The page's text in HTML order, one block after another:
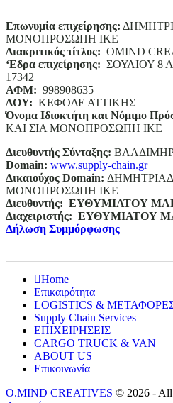
Επωνυμία επιχείρησης:
ΜΟΝΟΠΡΟΣΩΠΗ ΙΚΕ
Διακριτικός τίτλος: ΟΜΙΝD
‘Eδρα επιχείρησης: ΣΟΥΛΙΟΥ 8
17342
ΑΦΜ: 998908635
ΔΟΥ: ΚΕΦΟΔΕ ΑΤΤΙΚΗΣ
Όνομα Ιδιοκτήτη και Νόμιμο
ΚΑΙ ΣΙΑ ΜΟΝΟΠΡΟΣΩΠΗ ΙΚΕ
Διευθυντής Σύνταξης:
Domain: www.supply-chain.gr
Δικαιούχος Domain:
ΜΟΝΟΠΡΟΣΩΠΗ ΙΚΕ
Διευθυντής: ΕΥΘΥΜΙΑΤΟΥ
Διαχειριστής: ΕΥΘΥΜΙΑΤΟΥ
Δήλωση Συμμόρφωσης
Home
Επικαιρότητα
LOGISTICS &
Supply Chain Services
ΕΠΙΧΕΙΡΗΣΕΙΣ
CARGO TRUCK & VAN
ABOUT US
Επικοινωνία
O.MIND CREATIVES © 2026 - All